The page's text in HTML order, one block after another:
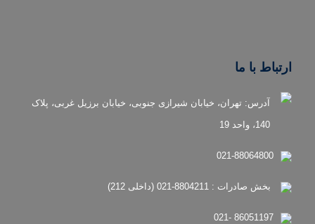
ارتباط با ما
آدرس: تهران، خیابان شیرازی جنوبی، خیابان برزیل غربی، پلاک
140، واحد 19
021-88064800
بخش صادرات : 8804211-021 (داخلی 212)
86051197 -021